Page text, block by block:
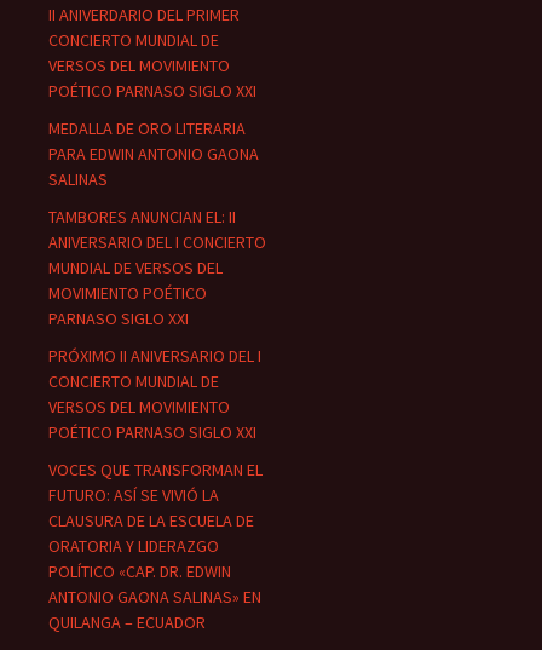
II ANIVERDARIO DEL PRIMER
CONCIERTO MUNDIAL DE
VERSOS DEL MOVIMIENTO
POÉTICO PARNASO SIGLO XXI
MEDALLA DE ORO LITERARIA
PARA EDWIN ANTONIO GAONA
SALINAS
TAMBORES ANUNCIAN EL: II
ANIVERSARIO DEL I CONCIERTO
MUNDIAL DE VERSOS DEL
MOVIMIENTO POÉTICO
PARNASO SIGLO XXI
PRÓXIMO II ANIVERSARIO DEL I
CONCIERTO MUNDIAL DE
VERSOS DEL MOVIMIENTO
POÉTICO PARNASO SIGLO XXI
VOCES QUE TRANSFORMAN EL
FUTURO: ASÍ SE VIVIÓ LA
CLAUSURA DE LA ESCUELA DE
ORATORIA Y LIDERAZGO
POLÍTICO «CAP. DR. EDWIN
ANTONIO GAONA SALINAS» EN
QUILANGA – ECUADOR